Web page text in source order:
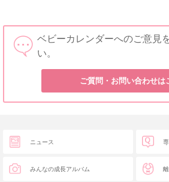
ベビーカレンダーへのご意見
い。
ご質問・お問い合わせは
ニュース
みんなの成長アルバム